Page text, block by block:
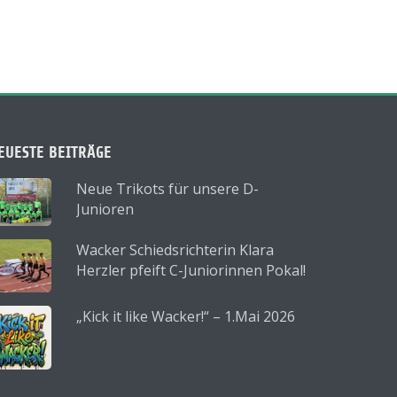
BEITRÄGE
Neue Trikots für unsere D-
Junioren
Wacker Schiedsrichterin Klara
Herzler pfeift C-Juniorinnen Pokal!
„Kick it like Wacker!“ – 1.Mai 2026